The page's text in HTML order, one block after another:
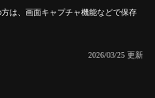
は、画面キャプチャ機能などで保存
2026/03/25 更新